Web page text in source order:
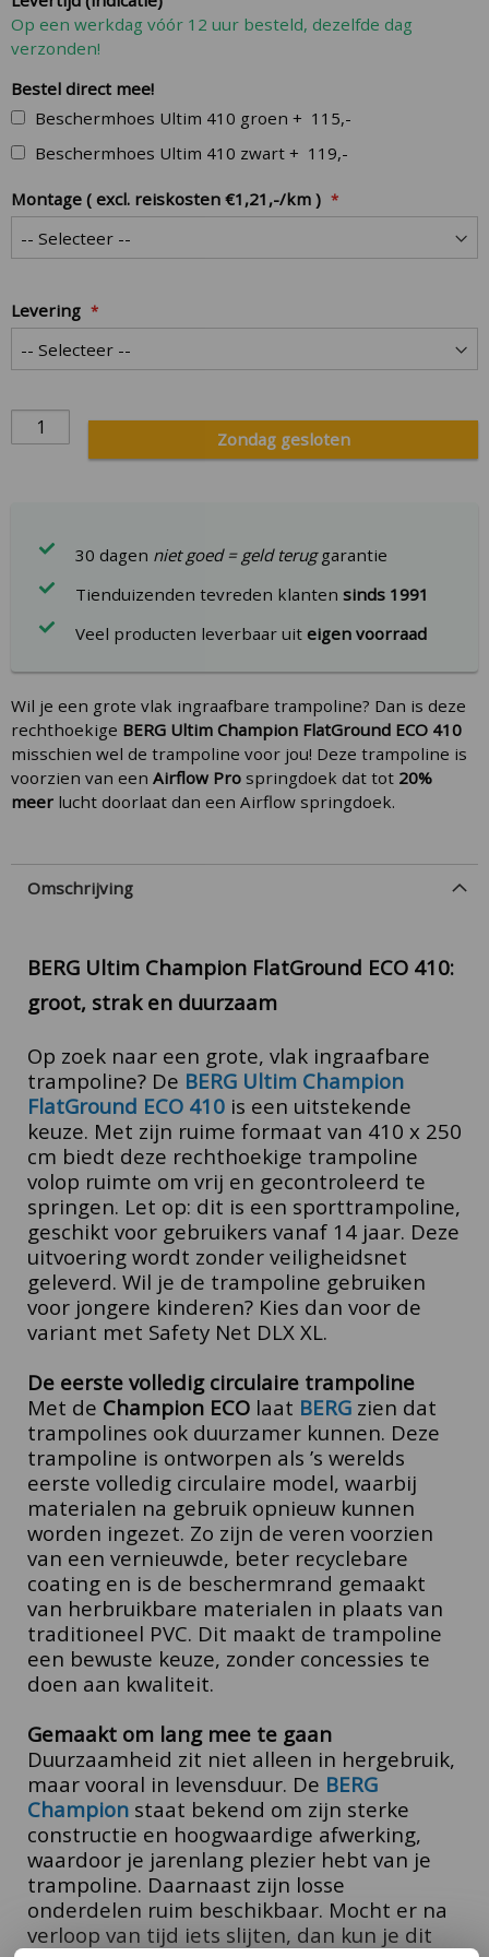
Op een werkdag vóór 12 uur besteld, dezelfde dag
verzonden!
Bestel direct mee!
Beschermhoes Ultim 410 groen + 115,-
Beschermhoes Ultim 410 zwart + 119,-
Montage ( excl. reiskosten €1,21,-/km )
Levering
Zondag gesloten
30 dagen niet goed = geld teruggarantie
Tienduizenden tevreden klantensinds 1991
Veel producten leverbaar uiteigen voorraad
Wil je een grote vlak ingraafbare trampoline? Dan is deze
rechthoekige BERG Ultim Champion FlatGround ECO 410
misschien wel de trampoline voor jou! Deze trampoline is
voorzien van een Airflow Pro springdoek dat tot 20%
meer lucht doorlaat dan een Airflow springdoek.
Omschrijving
BERG Ultim Champion FlatGround ECO 410:
groot, strak en duurzaam
Op zoek naar een grote, vlak ingraafbare
trampoline? De BERG Ultim Champion
FlatGround ECO 410 is een uitstekende
keuze. Met zijn ruime formaat van 410 x 250
cm biedt deze rechthoekige trampoline
volop ruimte om vrij en gecontroleerd te
springen. Let op: dit is een sporttrampoline,
geschikt voor gebruikers vanaf 14 jaar. Deze
uitvoering wordt zonder veiligheidsnet
geleverd. Wil je de trampoline gebruiken
voor jongere kinderen? Kies dan voor de
variant met Safety Net DLX XL.
De eerste volledig circulaire trampoline
Met de Champion ECO laat BERG zien dat
trampolines ook duurzamer kunnen. Deze
trampoline is ontworpen als ’s werelds
eerste volledig circulaire model, waarbij
materialen na gebruik opnieuw kunnen
worden ingezet. Zo zijn de veren voorzien
van een vernieuwde, beter recyclebare
coating en is de beschermrand gemaakt
van herbruikbare materialen in plaats van
traditioneel PVC. Dit maakt de trampoline
een bewuste keuze, zonder concessies te
doen aan kwaliteit.
Gemaakt om lang mee te gaan
Duurzaamheid zit niet alleen in hergebruik,
maar vooral in levensduur. De BERG
Champion staat bekend om zijn sterke
constructie en hoogwaardige afwerking,
waardoor je jarenlang plezier hebt van je
trampoline. Daarnaast zijn losse
onderdelen ruim beschikbaar. Mocht er na
verloop van tijd iets slijten, dan kun je dit